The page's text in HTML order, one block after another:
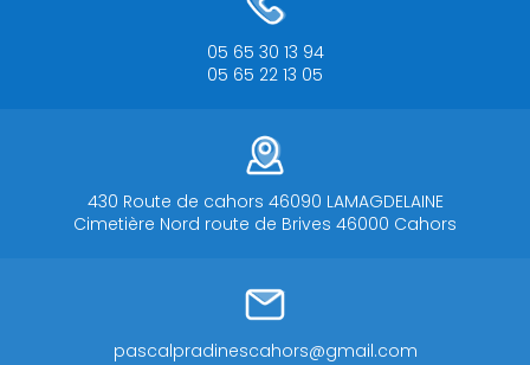
05 65 30 13 94
05 65 22 13 05
430 Route de cahors 46090 LAMAGDELAINE
Cimetière Nord route de Brives 46000 Cahors
pascalpradinescahors@gmail.com